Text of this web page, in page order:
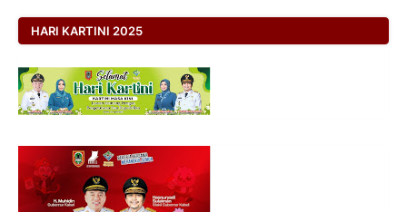
HARI KARTINI 2025